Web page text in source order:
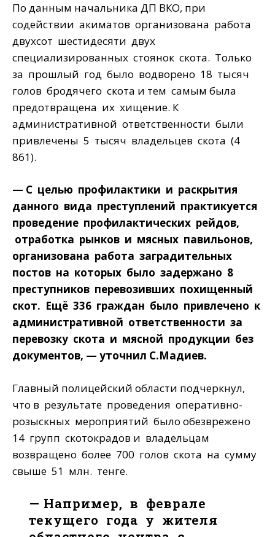
По данным начальника ДП ВКО, при
содействии акиматов организована работа
двухсот шестидесяти двух
специализированных стоянок скота. Только
за прошлый год было водворено 18 тысяч
голов бродячего скота и тем самым была
предотвращена их хищение. К
административной ответственности были
привлечены 5 тысяч владельцев скота (4
861).
— С целью профилактики и раскрытия
данного вида преступлений практикуется
проведение профилактических рейдов,
отработка рынков и мясных павильонов,
организована работа заградительных
постов на которых было задержано 8
преступников перевозивших похищенный
скот. Ещё 336 граждан было привлечено к
административной ответственности за
перевозку скота и мясной продукции без
документов, — уточнил С.Мадиев.
Главный полицейский области подчеркнул,
что в результате проведения оперативно-
розыскных мероприятий было обезврежено
14 групп скотокрадов и владельцам
возвращено более 700 голов скота на сумму
свыше 51 млн. тенге.
— Например, в феврале
текущего года у жителя